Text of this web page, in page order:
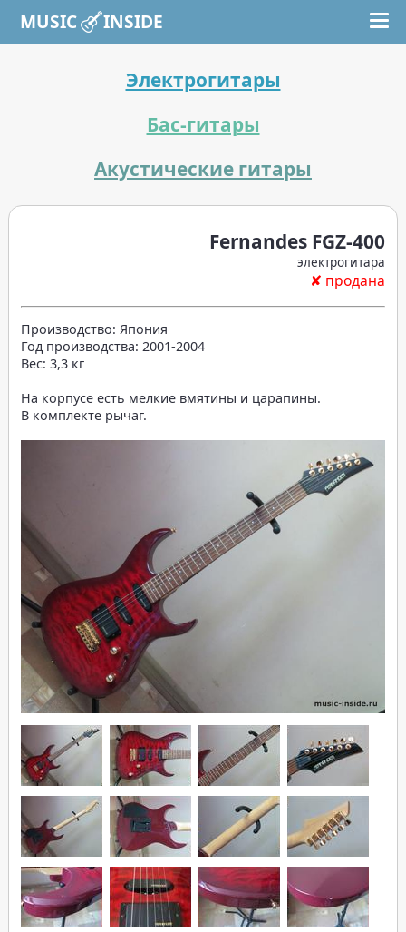
Электрогитары
Бас-гитары
Акустические гитары
Fernandes FGZ-400
электрогитара
✘ продана
Производство: Япония
Год производства: 2001-2004
Вес: 3,3 кг
На корпусе есть мелкие вмятины и царапины.
В комплекте рычаг.
MUSIC INSIDE